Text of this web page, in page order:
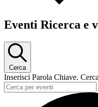
Eventi Ricerca e
Cerca
Inserisci Parola Chiave.